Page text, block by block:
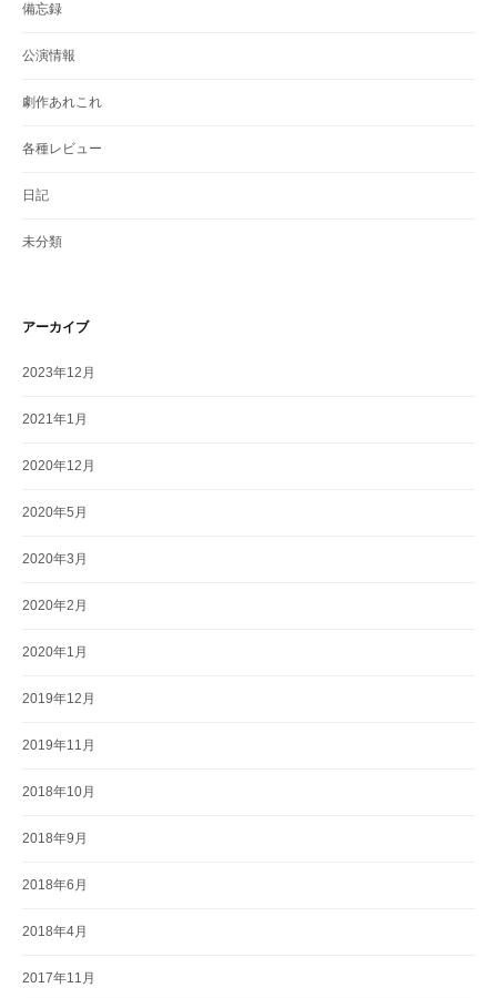
備忘録
公演情報
劇作あれこれ
各種レビュー
日記
未分類
アーカイブ
2023年12月
2021年1月
2020年12月
2020年5月
2020年3月
2020年2月
2020年1月
2019年12月
2019年11月
2018年10月
2018年9月
2018年6月
2018年4月
2017年11月